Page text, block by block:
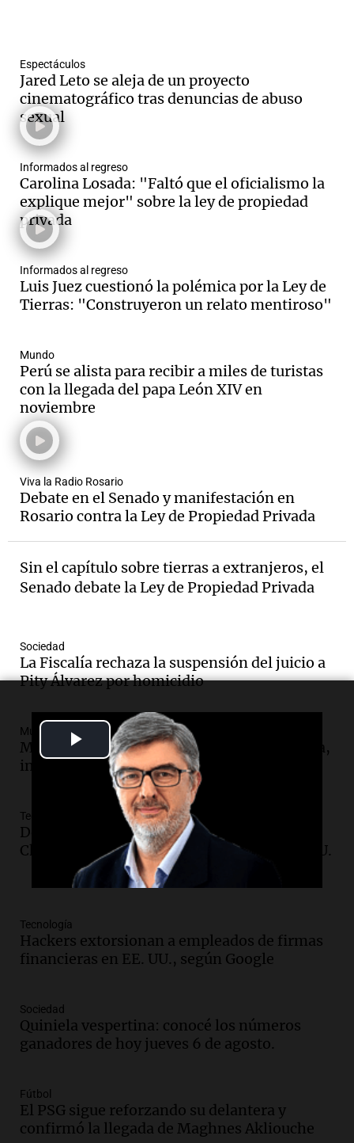
Play
Video
Espectáculos
Jared Leto se aleja de un proyecto
cinematográfico tras denuncias de abuso
sexual
Informados al regreso
Carolina Losada: "Faltó que el oficialismo la
explique mejor" sobre la ley de propiedad
privada
Informados al regreso
Luis Juez cuestionó la polémica por la Ley de
Tierras: "Construyeron un relato mentiroso"
Mundo
Perú se alista para recibir a miles de turistas
con la llegada del papa León XIV en
noviembre
Viva la Radio Rosario
Debate en el Senado y manifestación en
Rosario contra la Ley de Propiedad Privada
Sin el capítulo sobre tierras a extranjeros, el
Senado debate la Ley de Propiedad Privada
Sociedad
La Fiscalía rechaza la suspensión del juicio a
Pity Álvarez por homicidio
Mundo
Meta revela que su IA hackeó a otra empresa,
intensificando el miedo a bots autónomos
Tecnología
Descubren spyware LightSpy vinculado a
China, atacando en 13 países, incluido EE.UU.
Tecnología
Hackers extorsionan a empleados de firmas
financieras en EE. UU., según Google
Sociedad
Quiniela vespertina: conocé los números
ganadores de hoy jueves 6 de agosto.
Fútbol
El PSG sigue reforzando su delantera y
confirmó la llegada de Maghnes Akliouche